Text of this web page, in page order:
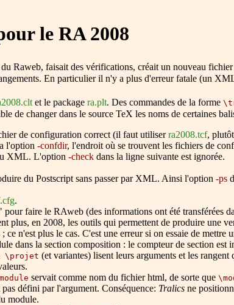
le RA 2008
Raweb, faisait des vérifications, créait un nouveau
En particulier il n'y a plus d'erreur fatale (un
et le package ra.plt. Des commandes de la forme
de changer dans le source TeX les noms de certaines
de configuration correct (il faut utiliserra2008.tcf,
l'option -confdir, l'endroit où se trouvent les fichiers de
XML. L'option -check dans la ligne suivante est ignorée.
du Postscript sans passer par XML. Ainsi l'option -ps
.
pour faire le RAweb (des informations ont été transférées
plus, en 2008, les outils qui permettent de produire une
ce n'est plus le cas. C'est une erreur si on essaie de
dans la section composition : le compteur de section est
\projet (et variantes) lisent leurs arguments et les
module servait comme nom du fichier html, de sorte que
défini par l'argument. Conséquence: Tralics ne
module.